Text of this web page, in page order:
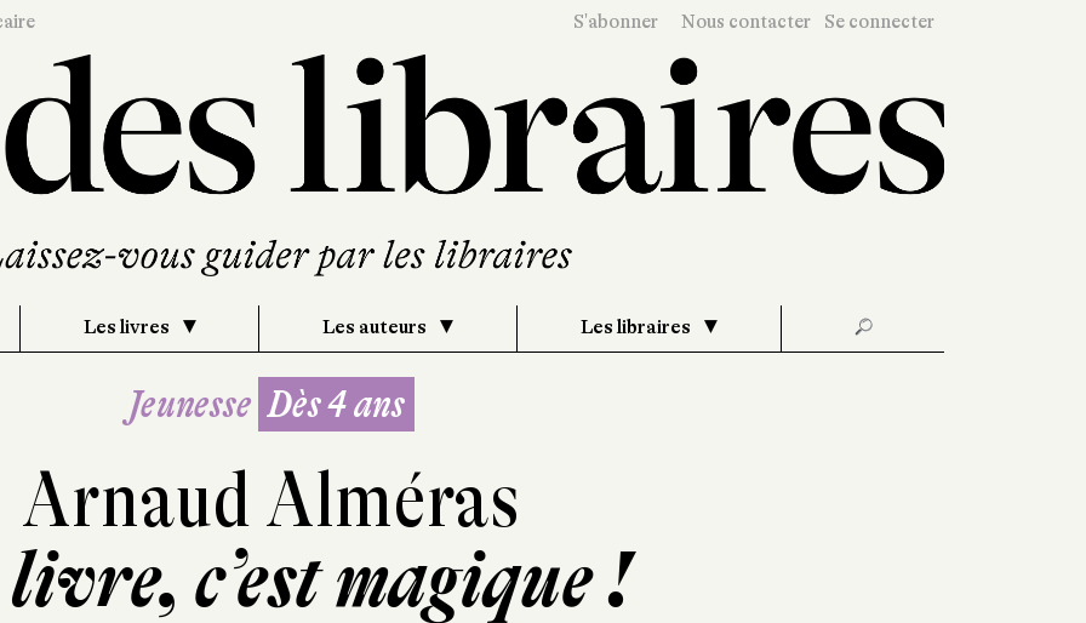
S'abonner Nous contacter Se connecter
Les livres Les auteurs Les libraires 🔎
Jeunesse Dès 4 ans
Arnaud Alméras
c’est magique !